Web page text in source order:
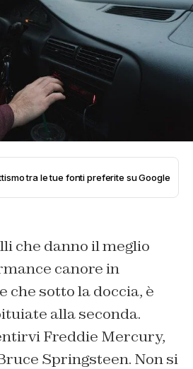
tra le tue fonti preferite su Google
che danno il meglio
canore in
che sotto la doccia, è
alla seconda.
Freddie Mercury,
Springsteen. Non si